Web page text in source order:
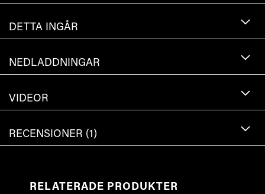
DETTA INGÅR
NEDLADDNINGAR
VIDEOR
RECENSIONER 1
RELATERADE PRODUKTER